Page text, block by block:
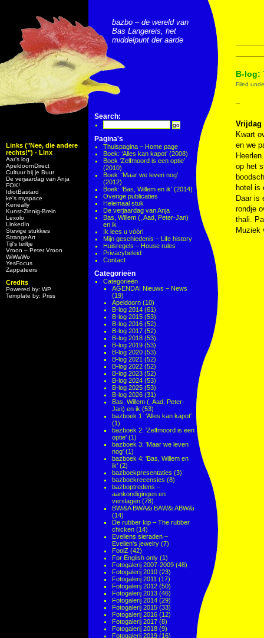
Links ("Nee, die andere
rechts!") - Linx
Aar’s log
ApeldoornDirect
Cultuur bij je Buur
De verjaardag van Anja
FOK!
IdiotBastard
ke's myspace
Keneally
Kunst-Zinnig-Brein
Lexolo
LinkedIn
Stevige stukkies
StrangeArt
Tijl’s teiltje
Vroon – Peter Vroon
WiWaWo
YesFocus
Zappateers
Credits
Powered by: WP
Template by: Priss
bazbo – de wereld van
Bas Langereis, het
middelpunt der aarde
Search:
Pagina's
Thuispagina – Home page
Boek: ‘Alles kan kapot’ (2008)
Boek ‘Zelfmoord is een optie’
(2010)
Boek: ‘Maar we leven nog’
(2012)
Boek: ‘Bas, Willem en ik’ (2014)
Overige publicaties
Helemaal stuk
De verjaardag van Anja
Bas, Willem (, Aad, Peter-Jan)
en ik
Ik lees u vóór!
Mijn geschiedenis – Life history
Huisregels – House rules
Privacybeleid
Contact
Categorieën
Categorieën
AGENDA! Nieuws – News
(19)
Apeldoorn (10)
B-log 2014 (61)
B-log 2015 (53)
B-log 2016 (52)
B-log 2017 (52)
B-log 2018 (53)
B-log 2019 (53)
B-log 2020 (53)
B-log 2021 (52)
B-log 2022 (52)
B-log 2023 (52)
B-log 2024 (53)
B-log 2025 (53)
B-log 2026 (31)
Bas, Willem (, Aad, Peter-
Jan) en ik (53)
bazboek 1: 'Alles kan kapot'
(1)
bazboek 2: 'Zelfmoord is een
optie' (1)
bazboek 3: 'Maar we leven
nog' (1)
bazboek 4: 'Bas, Willem en
ik' (2)
bazboekpresentaties (3)
bazboekrecensies (8)
bazboptredens –
aankondigingen en
verslagen (78)
BWi&A BWA&i BAW&i ABW&i
(14)
De rubber kip – The rubber
chicken (14)
Eveliens sieraden –
Evelien's jewelry (7)
FoolZ (42)
For English only (1)
Fotogalerij 2007-2009 (48)
Fotogalerij 2010 (23)
Fotogalerij 2011 (17)
Fotogalerij 2012 (50)
Fotogalerij 2013 (46)
Fotogalerij 2014 (29)
Fotogalerij 2015 (33)
Fotogalerij 2016 (12)
Fotogalerij 2017 (8)
Fotogalerij 2018 (9)
Fotogalerij 2019 (16)
B-log:
Filed
–
Vrijdag
Kwart
en we
op het
hotel is
Daar is
rondje
thali.
Muziek